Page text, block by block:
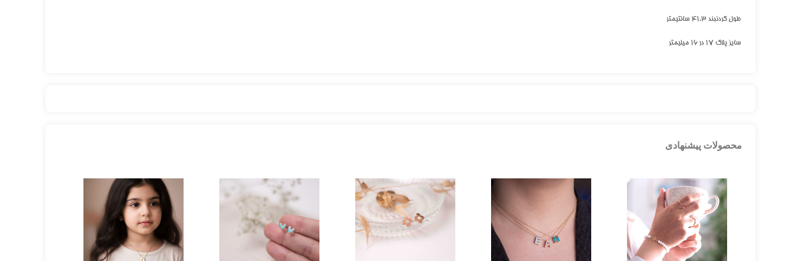
طول گردنبند ۴۱.۳ سانتیمتر
سایز پلاک ۱۷ در ۱۶ میلیمتر
محصولات پیشنهادی